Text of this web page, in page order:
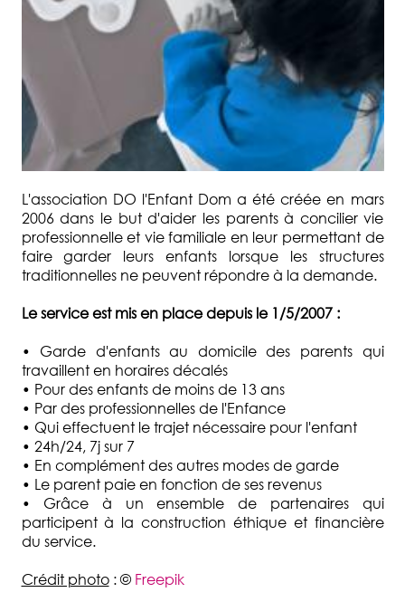
L'association DO l'Enfant Dom a été créée en mars
2006 dans le but d'aider les parents à concilier vie
professionnelle et vie familiale en leur permettant de
faire garder leurs enfants lorsque les structures
traditionnelles ne peuvent répondre à la demande.
Le service est mis en place depuis le 1/5/2007 :
• Garde d'enfants au domicile des parents qui
travaillent en horaires décalés
• Pour des enfants de moins de 13 ans
• Par des professionnelles de l'Enfance
• Qui effectuent le trajet nécessaire pour l'enfant
• 24h/24, 7j sur 7
• En complément des autres modes de garde
• Le parent paie en fonction de ses revenus
• Grâce à un ensemble de partenaires qui
participent à la construction éthique et financière
du service.
Crédit photo: © Freepik